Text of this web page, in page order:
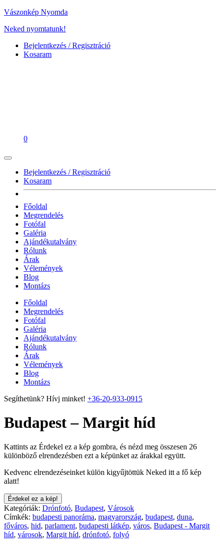
Vászonkép Nyomda
Neked nyomtatunk!
Bejelentkezés / Regisztráció
Kosaram
0
Bejelentkezés / Regisztráció
Kosaram
Főoldal
Megrendelés
Fotófal
Galéria
Ajándékutalvány
Rólunk
Árak
Vélemények
Blog
Montázs
Főoldal
Megrendelés
Fotófal
Galéria
Ajándékutalvány
Rólunk
Árak
Vélemények
Blog
Montázs
Segíthetünk? Hívj minket! +36-20-933-0915
Budapest – Margit híd
Kattints az Érdekel ez a kép gombra, és nézd meg összesen 26
különböző elrendezésben ezt a képünket az árakkal együtt.
Kedvenc elrendezéseinket külön kigyűjtöttük Neked itt a fő kép
alatt!
Érdekel ez a kép!
Kategóriák: Drónfotó, Budapest, Városok
Címkék: budapesti panoráma, magyarország, budapest, duna,
főváros, hid, parlament, budapesti látkép, város, Budapest - Margit
híd, városok, Margit híd, drónfotó, folyó